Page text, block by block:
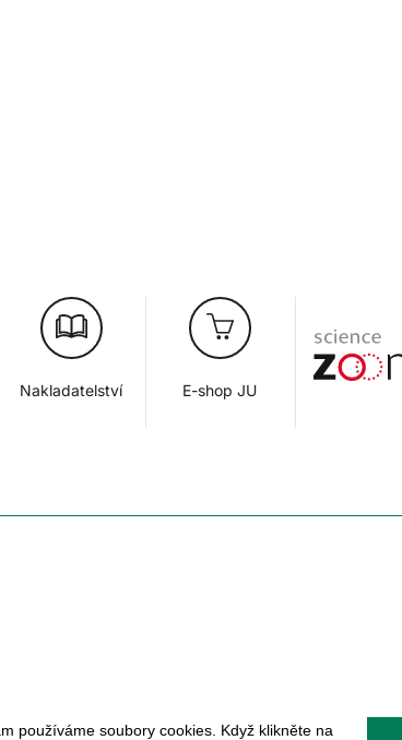
Nakladatelství E-shop JU
používáme soubory cookies. Když klikněte na